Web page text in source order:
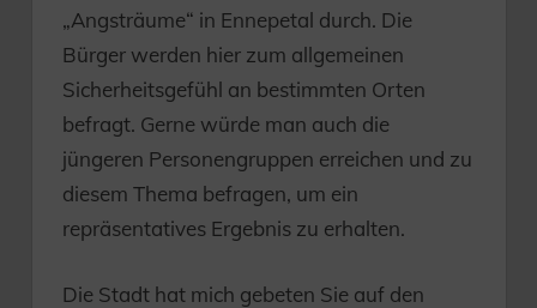
„Angsträume“ in Ennepetal durch. Die
Bürger werden hier zum allgemeinen
Sicherheitsgefühl an bestimmten Orten
befragt. Gerne würde man auch die
jüngeren Personengruppen erreichen und zu
diesem Thema befragen, um ein
repräsentatives Ergebnis zu erhalten.
Die Stadt hat mich gebeten Sie auf den